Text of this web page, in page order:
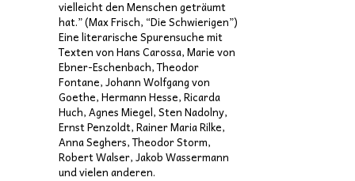
vielleicht den Menschen geträumt
hat.” (Max Frisch, “Die Schwierigen”)
Eine literarische Spurensuche mit
Texten von Hans Carossa, Marie von
Ebner-Eschenbach, Theodor
Fontane, Johann Wolfgang von
Goethe, Hermann Hesse, Ricarda
Huch, Agnes Miegel, Sten Nadolny,
Ernst Penzoldt, Rainer Maria Rilke,
Anna Seghers, Theodor Storm,
Robert Walser, Jakob Wassermann
und vielen anderen.